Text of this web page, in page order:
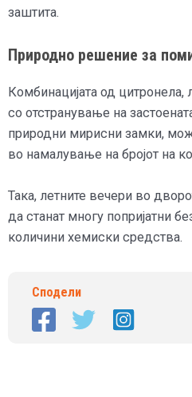
заштита.
Природно решение за
Комбинацијата од цитронела,
со отстранување на
природни мирисни замки,
во намалување на бројот на
Така, летните вечери во
да станат многу попријатни
количини хемиски средства.
Сподели